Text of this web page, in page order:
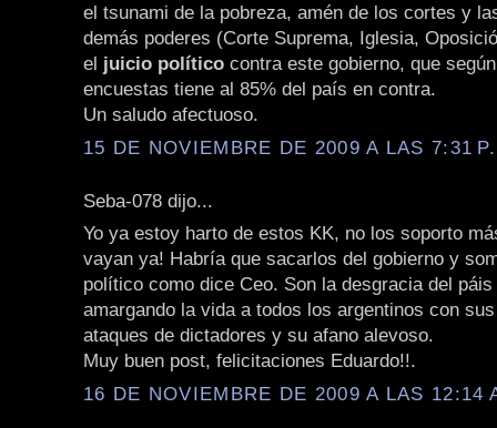
el tsunami de la pobreza, amén de los cortes y
demás poderes (Corte Suprema, Iglesia,
el juicio político contra este gobierno, que
encuestas tiene al 85% del país en contra.
Un saludo afectuoso.
15 DE NOVIEMBRE DE 2009 A LAS 7:31
Seba-078 dijo...
Yo ya estoy harto de estos KK, no los soporto
vayan ya! Habría que sacarlos del gobierno y
político como dice Ceo. Son la desgracia del
amargando la vida a todos los argentinos con
ataques de dictadores y su afano alevoso.
Muy buen post, felicitaciones Eduardo!!.
16 DE NOVIEMBRE DE 2009 A LAS 12:14